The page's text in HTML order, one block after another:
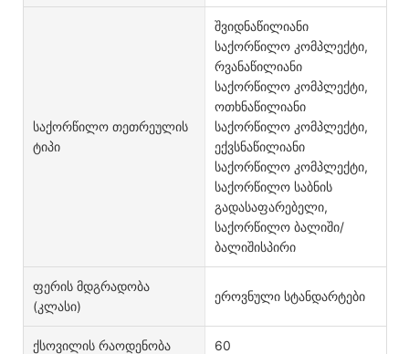
Საქორწილო Თეთრეულის
Ტიპი
შვიდნაწილიანი
საქორწილო კომპლექტი,
რვანაწილიანი
საქორწილო კომპლექტი,
ოთხნაწილიანი
საქორწილო კომპლექტი,
ექვსნაწილიანი
საქორწილო კომპლექტი,
საქორწილო საბნის
გადასაფარებელი,
საქორწილო ბალიში/
ბალიშისპირი
Ფერის Მდგრადობა
(კლასი)
ეროვნული სტანდარტები
Ქსოვილის Რაოდენობა 60